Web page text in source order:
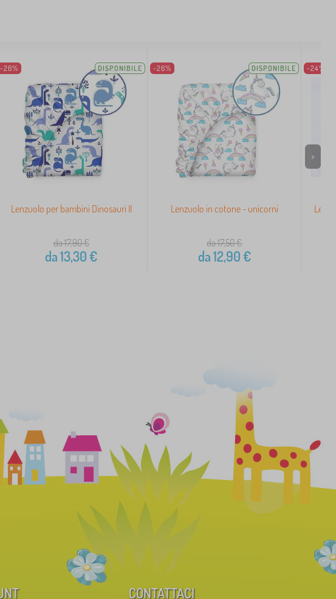
-26% DISPONIBILE
Lenzuolo per bambini Dinosauri II
da 17,90€
da13,30€
-26% DISPONIBILE
Lenzuolo in cotone - unicorni
da 17,50€
da12,90€
-24%
>
CONTATTACI